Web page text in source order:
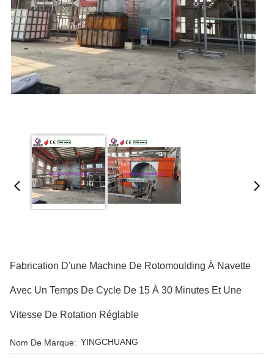
Fabrication D'une Machine De Rotomoulding À Navette
Avec Un Temps De Cycle De 15 À 30 Minutes Et Une
Vitesse De Rotation Réglable
Nom De Marque: YINGCHUANG